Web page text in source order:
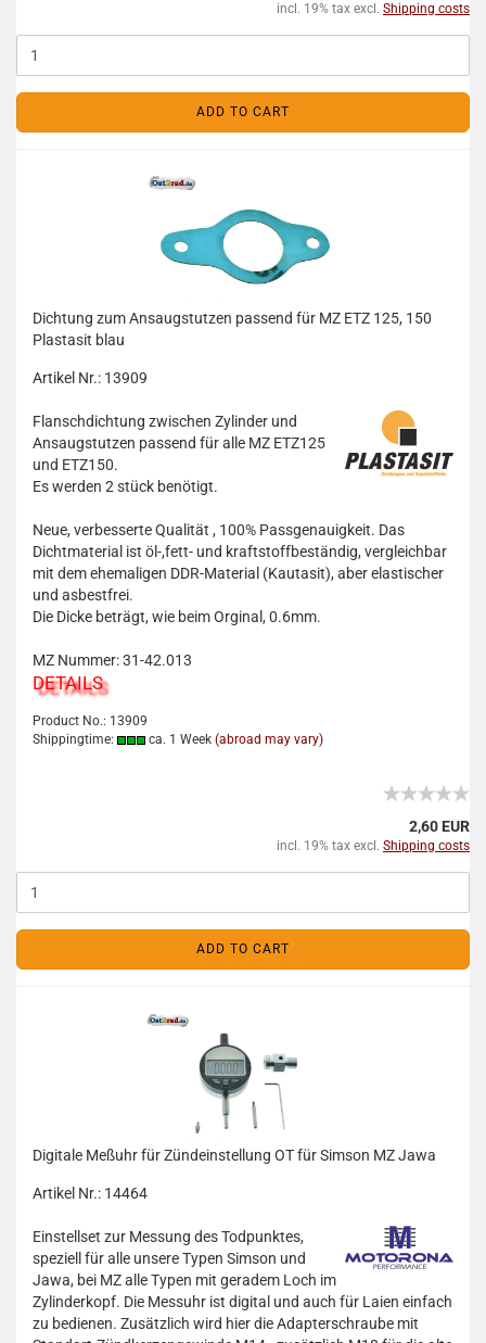
incl. 19% tax excl. Shipping costs
ADD TO CART
Dichtung zum Ansaugstutzen passend für MZ ETZ 125, 150
Plastasit blau
Artikel Nr.: 13909
Flanschdichtung zwischen Zylinder und
Ansaugstutzen passend für alle MZ ETZ125
und ETZ150.
Es werden 2 stück benötigt.
Neue, verbesserte Qualität , 100% Passgenauigkeit. Das
Dichtmaterial ist öl-,fett- und kraftstoffbeständig, vergleichbar
mit dem ehemaligen DDR-Material (Kautasit), aber elastischer
und asbestfrei.
Die Dicke beträgt, wie beim Orginal, 0.6mm.
MZ Nummer: 31-42.013
DETAILS
Product No.: 13909
Shippingtime:
ca. 1 Week (abroad may vary)
2,60 EUR
incl. 19% tax excl. Shipping costs
ADD TO CART
Digitale Meßuhr für Zündeinstellung OT für Simson MZ Jawa
Artikel Nr.: 14464
Einstellset zur Messung des Todpunktes,
speziell für alle unsere Typen Simson und
Jawa, bei MZ alle Typen mit geradem Loch im
Zylinderkopf. Die Messuhr ist digital und auch für Laien einfach
zu bedienen. Zusätzlich wird hier die Adapterschraube mit